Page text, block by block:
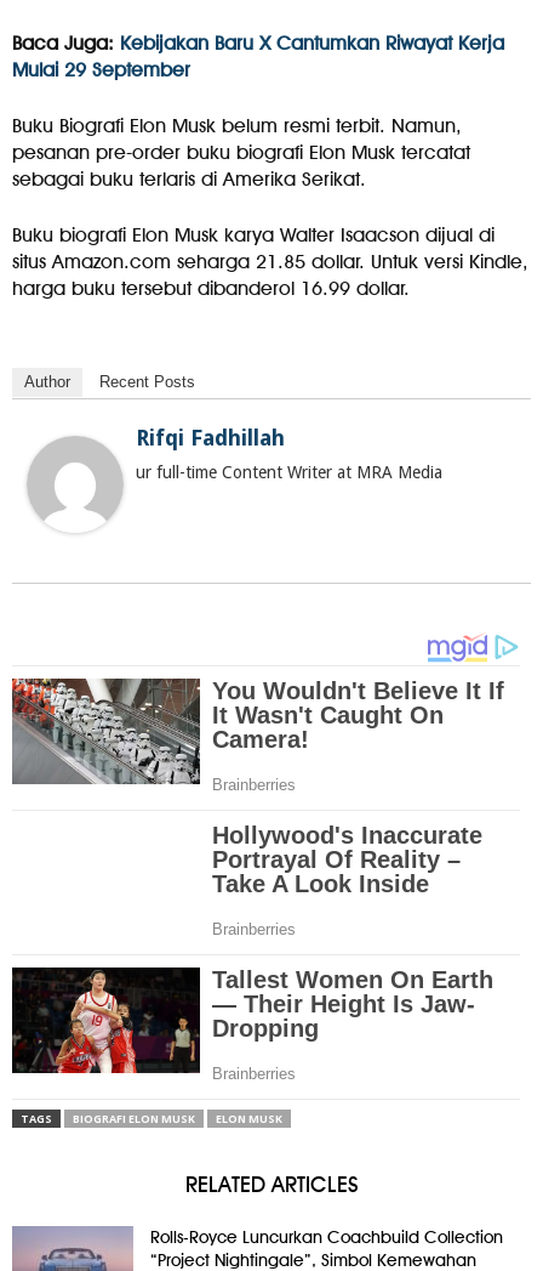
Baca Juga: Kebijakan Baru X Cantumkan Riwayat Kerja
Mulai 29 September
Buku Biografi Elon Musk belum resmi terbit. Namun,
pesanan pre-order buku biografi Elon Musk tercatat
sebagai buku terlaris di Amerika Serikat.
Buku biografi Elon Musk karya Walter Isaacson dijual di
situs Amazon.com seharga 21.85 dollar. Untuk versi Kindle,
harga buku tersebut dibanderol 16.99 dollar.
Author Recent Posts
Rifqi Fadhillah
ur full-time Content Writer at MRA Media
TAGS BIOGRAFI ELON MUSK ELON MUSK
RELATED ARTICLES
Rolls-Royce Luncurkan Coachbuild Collection
“Project Nightingale”, Simbol Kemewahan